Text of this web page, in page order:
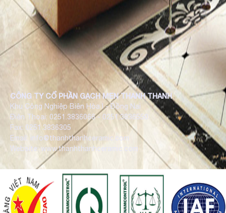
CÔNG TY CỔ PHẦN GẠCH MEN THANH THANH
Khu Công Nghiệp Biên Hòa I - Đồng Nai
Điện Thoại: 0251.3836066 - 0251.3836550
Fax: 0251.3836305
Email: info@thanhthanhceramic.com
Website: www.thanhthanhceramic.com